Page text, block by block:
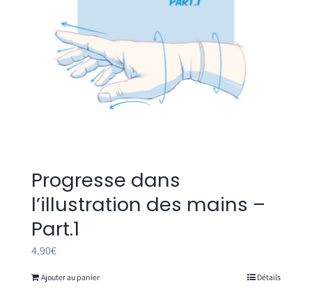
Progresse dans
l’illustration des mains –
Part.1
4.90€
Ajouter au panier Détails